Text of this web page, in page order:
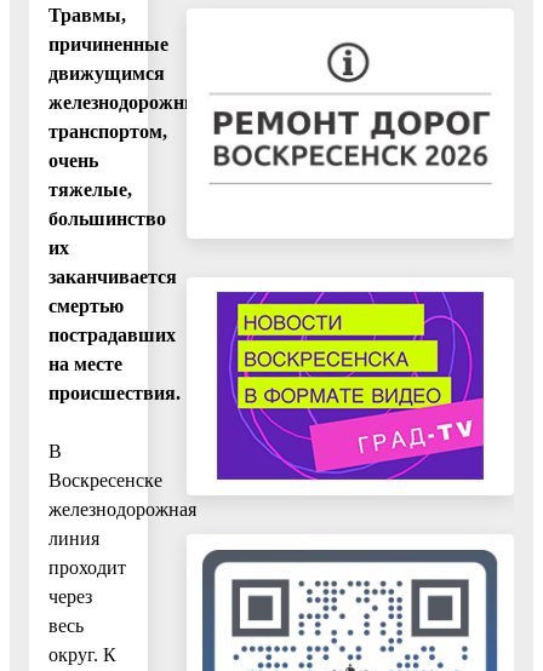
Травмы,
причиненные
движущимся
железнодорожным
транспортом,
очень
тяжелые,
большинство
их
заканчивается
смертью
пострадавших
на месте
происшествия.
В
Воскресенске
железнодорожная
линия
проходит
через
весь
округ. К